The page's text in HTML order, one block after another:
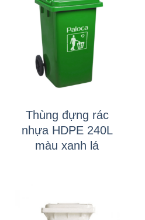
Thùng đựng rác
nhựa HDPE 240L
màu xanh lá